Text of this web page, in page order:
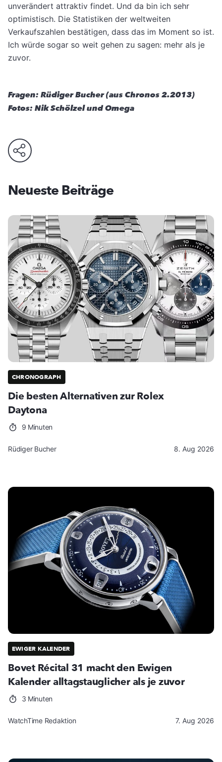
unverändert attraktiv findet. Und da bin ich sehr
optimistisch. Die Statistiken der weltweiten
Verkaufszahlen bestätigen, dass das im Moment so ist.
Ich würde sogar so weit gehen zu sagen: mehr als je
zuvor.
Fragen: Rüdiger Bucher (aus Chronos 2.2013)
Fotos: Nik Schölzel und Omega
Neueste Beiträge
CHRONOGRAPH
Die besten Alternativen zur Rolex
Daytona
9 Minuten
Rüdiger Bucher 8. Aug 2026
EWIGER KALENDER
Bovet Récital 31 macht den Ewigen
Kalender alltagstauglicher als je zuvor
3 Minuten
WatchTime Redaktion 7. Aug 2026